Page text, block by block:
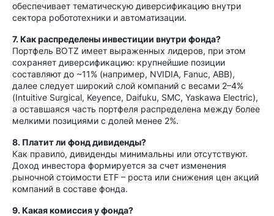
обеспечивает тематическую диверсификацию внутри
сектора робототехники и автоматизации.
7. Как распределены инвестиции внутри фонда?
Портфель BOTZ имеет выраженных лидеров, при этом
сохраняет диверсификацию: крупнейшие позиции
составляют до ~11% (например, NVIDIA, Fanuc, ABB),
далее следует широкий слой компаний с весами 2–4%
(Intuitive Surgical, Keyence, Daifuku, SMC, Yaskawa Electric),
а оставшаяся часть портфеля распределена между более
мелкими позициями с долей менее 2%.
8. Платит ли фонд дивиденды?
Как правило, дивиденды минимальны или отсутствуют.
Доход инвестора формируется за счет изменения
рыночной стоимости ETF – роста или снижения цен акций
компаний в составе фонда.
9. Какая комиссия у фонда?